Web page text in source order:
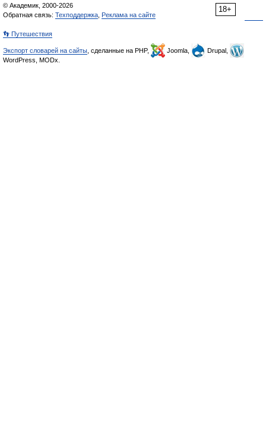
18+
© Академик, 2000-2026
Обратная связь: Техподдержка Реклама на сайте
👣 Путешествия
Экспорт словарей на сайты , сделанные на PHP, Joomla,
Drupal,
WordPress, MODx.